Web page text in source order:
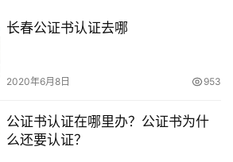
长春公证书认证去哪
2020年6月8日 953
公证书认证在哪里办？公证书为什
么还要认证？